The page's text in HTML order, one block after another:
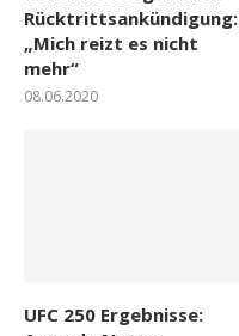
Rücktrittsankündigung:
„Mich reizt es nicht
mehr“
08.06.2020
UFC 250 Ergebnisse: